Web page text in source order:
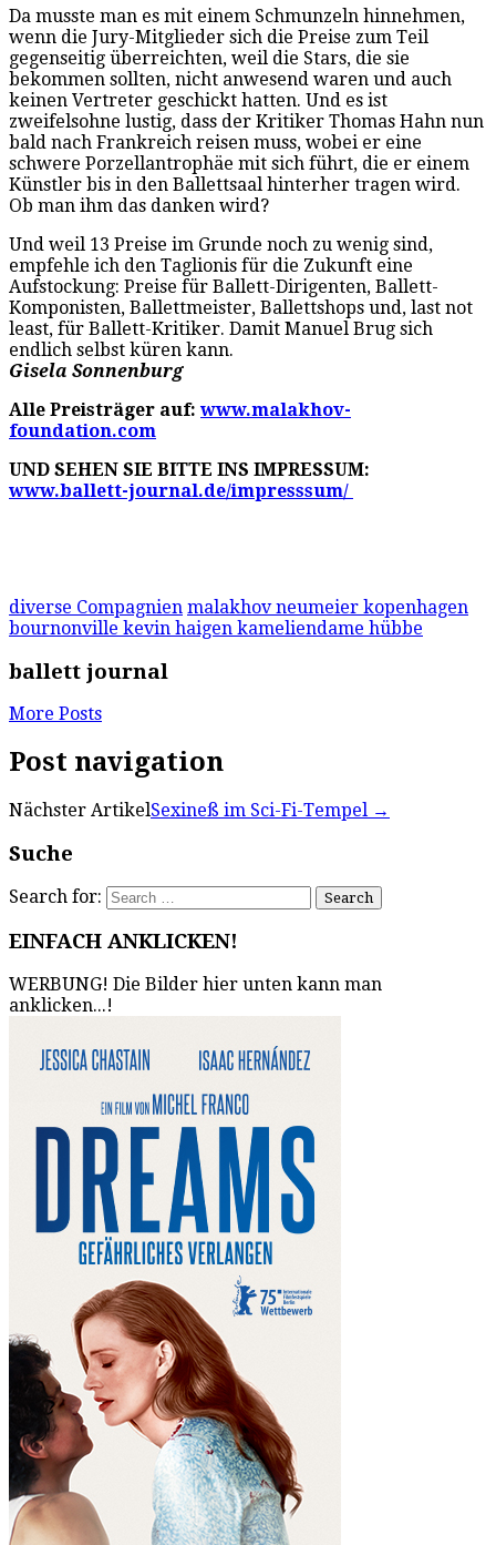
Da musste man es mit einem Schmunzeln hinnehmen,
wenn die Jury-Mitglieder sich die Preise zum Teil
gegenseitig überreichten, weil die Stars, die sie
bekommen sollten, nicht anwesend waren und auch
keinen Vertreter geschickt hatten. Und es ist
zweifelsohne lustig, dass der Kritiker Thomas Hahn nun
bald nach Frankreich reisen muss, wobei er eine
schwere Porzellantrophäe mit sich führt, die er einem
Künstler bis in den Ballettsaal hinterher tragen wird.
Ob man ihm das danken wird?
Und weil 13 Preise im Grunde noch zu wenig sind,
empfehle ich den Taglionis für die Zukunft eine
Aufstockung: Preise für Ballett-Dirigenten, Ballett-
Komponisten, Ballettmeister, Ballettshops und, last not
least, für Ballett-Kritiker. Damit Manuel Brug sich
endlich selbst küren kann.
Gisela Sonnenburg
Alle Preisträger auf: www.malakhov-
foundation.com
UND SEHEN SIE BITTE INS IMPRESSUM:
www.ballett-journal.de/impresssum/
diverse Compagnien malakhov neumeier kopenhagen
bournonville kevin haigen kameliendame hübbe
ballett journal
More Posts
Post navigation
Nächster ArtikelSexineß im Sci-Fi-Tempel →
Suche
Search for:
EINFACH ANKLICKEN!
WERBUNG! Die Bilder hier unten kann man
anklicken...!